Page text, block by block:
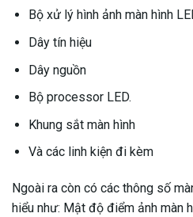
Bộ xử lý hình ảnh màn hình
Dây tín hiệu
Dây nguồn
Bộ processor LED.
Khung sắt màn hình
Và các linh kiện đi kèm
Ngoài ra còn có các thông số
hiểu như: Mật độ điểm ảnh màn